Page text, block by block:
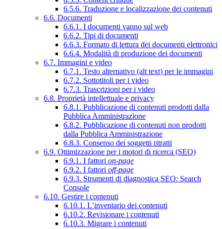
6.5.6. Traduzione e localizzazione dei contenuti
6.6. Documenti
6.6.1. I documenti vanno sul web
6.6.2. Tipi di documenti
6.6.3. Formato di lettura dei documenti elettronici
6.6.4. Modalità di produzione dei documenti
6.7. Immagini e video
6.7.1. Testo alternativo (alt text) per le immagini
6.7.2. Sottotitoli per i video
6.7.3. Trascrizioni per i video
6.8. Proprietà intellettuale e privacy
6.8.1. Pubblicazione di contenuti prodotti dalla
Pubblica Amministrazione
6.8.2. Pubblicazione di contenuti non prodotti
dalla Pubblica Amministrazione
6.8.3. Consenso dei soggetti ritratti
6.9. Ottimizzazione per i motori di ricerca (SEO)
6.9.1. I fattori on-page
6.9.2. I fattori off-page
6.9.3. Strumenti di diagnostica SEO: Search
Console
6.10. Gestire i contenuti
6.10.1. L’inventario dei contenuti
6.10.2. Revisionare i contenuti
6.10.3. Migrare i contenuti